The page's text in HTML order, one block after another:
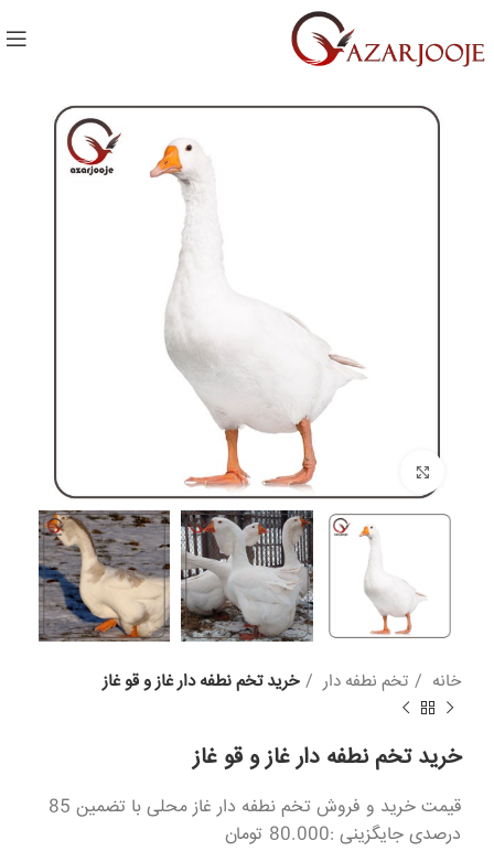
Click to enlarge
خانه تخم نطفه دار خرید تخم نطفه دار غاز و قو غاز
خرید تخم نطفه دار غاز و قو غاز
قیمت خرید و فروش تخم نطفه دار غاز محلی با تضمین 85
درصدی جایگزینی :80.000 تومان